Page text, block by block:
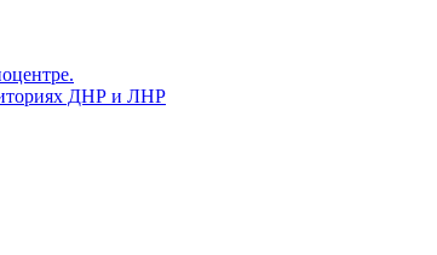
ДНР и ЛНР